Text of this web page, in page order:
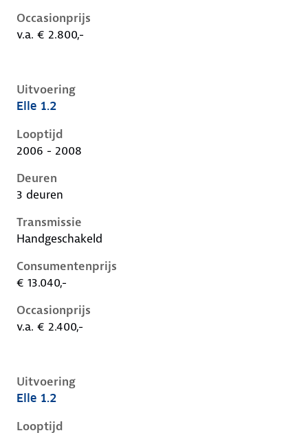
Occasionprijs
v.a. € 2.800,-
Uitvoering
Nissan Micra iii-k12-1e-facelift, 1.2, 59 kW, Benzine,
Elle 1.2
Looptijd
2006 - 2008
Deuren
3 deuren
Transmissie
Handgeschakeld
Consumentenprijs
€ 13.040,-
Occasionprijs
v.a. € 2.400,-
Uitvoering
Nissan Micra iii-k12-1e-facelift, 1.2, 59 kW, Benzine,
Elle 1.2
Looptijd